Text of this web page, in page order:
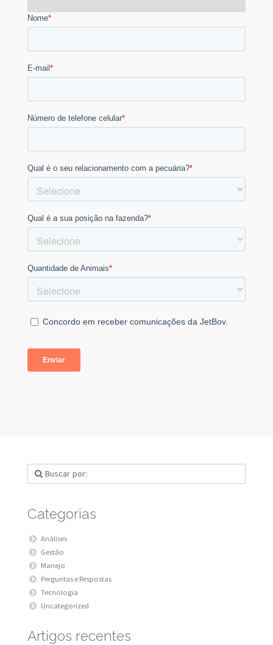
Categorias
Análises
Gestão
Manejo
Perguntas e Respostas
Tecnologia
Uncategorized
Artigos recentes